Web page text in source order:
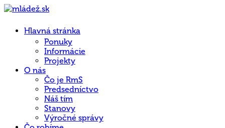
Hlavná stránka
Ponuky
Informácie
Projekty
O nás
Čo je RmS
Predsedníctvo
Náš tím
Stanovy
Výročné správy